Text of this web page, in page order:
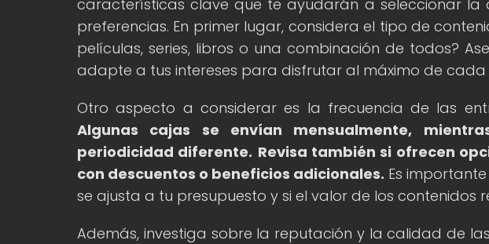
características clave que te ayudarán a seleccionar
preferencias. En primer lugar, considera el tipo de
películas, series, libros o una combinación de todos?
adapte a tus intereses para disfrutar al máximo de cada
Otro aspecto a considerar es la frecuencia de las
Algunas cajas se envían mensualmente,
periodicidad diferente. Revisa también si ofrecen
con descuentos o beneficios adicionales. Es
se ajusta a tu presupuesto y si el valor de los contenidos
Además, investiga sobre la reputación y la calidad de